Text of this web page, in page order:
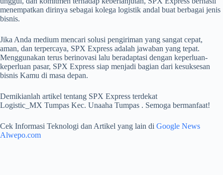
menempatkan dirinya sebagai kolega logistik andal buat berbagai jenis
bisnis.
Jika Anda medium mencari solusi pengiriman yang sangat cepat,
aman, dan terpercaya, SPX Express adalah jawaban yang tepat.
Menggunakan terus berinovasi lalu beradaptasi dengan keperluan-
keperluan pasar, SPX Express siap menjadi bagian dari kesuksesan
bisnis Kamu di masa depan.
Demikianlah artikel tentang SPX Express terdekat
Logistic_MX Tumpas Kec. Unaaha Tumpas . Semoga bermanfaat!
Cek Informasi Teknologi dan Artikel yang lain di Google News
Alwepo.com